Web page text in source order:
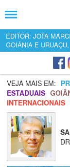
EDITOR: JOTA
GOIÂNIA E
VEJA MAIS EM:
ESTADUAIS
INTERNACIONAIS